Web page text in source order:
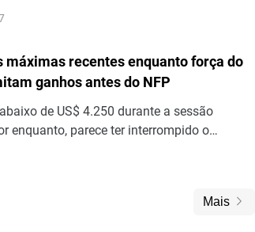
máximas recentes enquanto força do
ganhos antes do NFP
de US$ 4.250 durante a sessão
enquanto, parece ter interrompido o
Mais